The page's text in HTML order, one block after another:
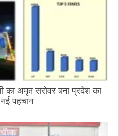
का अमृत सरोवर बना प्रदेश का
पहचान